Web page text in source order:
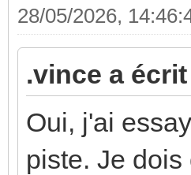
28/05/2026,
.vince a écrit
Oui, j'ai
piste. Je